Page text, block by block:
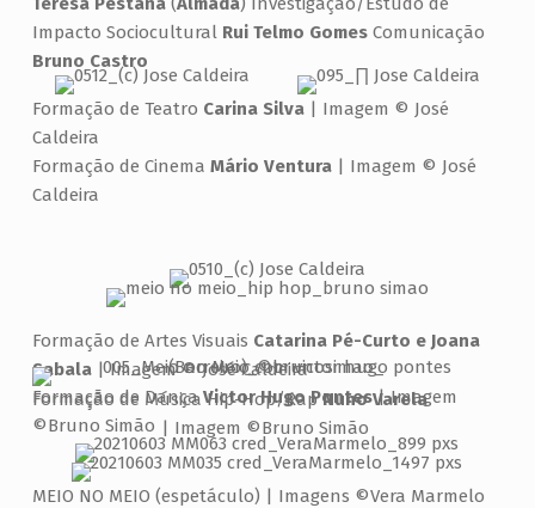
Impacto Sociocultural Rui Telmo GomesComunicação
Bruno Castro
Formação de Teatro Carina Silva| Imagem © José
Caldeira
Formação de Cinema Mário Ventura| Imagem © José
Caldeira
Formação de Artes Visuais Catarina Pé-Curto e Joana
Sabala| Imagem © José Caldeira
Formação de Música Hip-Hop/RapNuno Varela
| Imagem ©Bruno Simão
Formação de DançaVictor Hugo Pontes| Imagem
©Bruno Simão
MEIO NO MEIO (espetáculo) | Imagens ©Vera Marmelo